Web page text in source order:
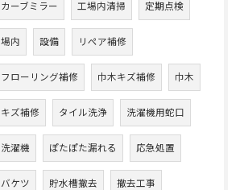
カーブミラー 工場内清掃 定期点検
場内 設備 リペア補修
フローリング補修 巾木キズ補修 巾木
キズ補修 タイル洗浄 洗濯機用蛇口
洗濯機 ぽたぽた漏れる 応急処置
バケツ 貯水槽撤去 撤去工事